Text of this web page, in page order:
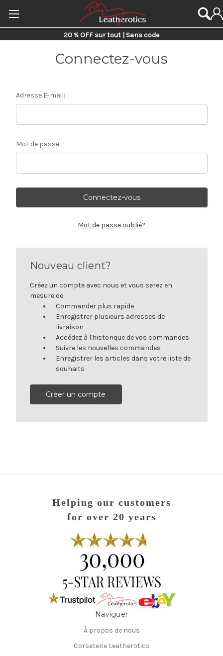
20 % OFF sur tout | Sans code
Connectez-vous
Adresse E-mail:
Mot de passe:
Mot de passe oublié?
Nouveau client?
Créez un compte avec nous et vous serez en
mesure de:
Commander plus rapide
Enregistrer plusieurs adresses de
livraison
Accédez à l'historique de vos commandes
Suivre les nouvelles commandes
Enregistrer les articles dans votre liste de
souhaits
Créer un compte
Helping our customers
for over 20 years
Naviguer
À propos de nous
Corseterie Leatherotics